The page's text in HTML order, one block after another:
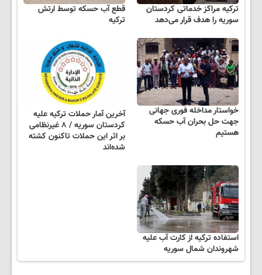
ترکیه مراکز خدماتی کردستان
سوریه را هدف قرار می‌دهد
قطع آب حسکه توسط ارتش
ترکیه
خواستار مداخله فوری جهانی
جهت حل بحران آب حسکه
هستیم
آخرین آمار حملات ترکیه علیه
کردستان سوریه / ۸ غیرنظامی
بر اثر این حملات تاکنون کشته
شده‌اند
استفاده ترکیه از کارت آب علیه
شهروندان شمال سوریه